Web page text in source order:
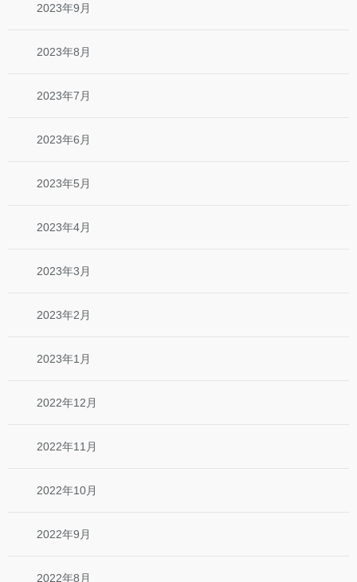
2023年9月
2023年8月
2023年7月
2023年6月
2023年5月
2023年4月
2023年3月
2023年2月
2023年1月
2022年12月
2022年11月
2022年10月
2022年9月
2022年8月